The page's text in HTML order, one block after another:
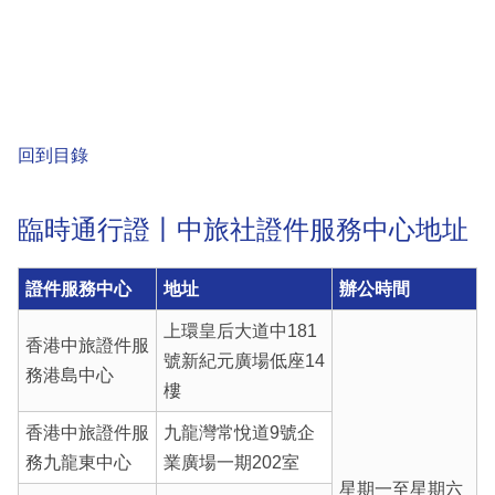
回到目錄
臨時通行證丨中旅社證件服務中心地址
證件服務中心 地址 辦公時間
香港中旅證件服
務港島中心
上環皇后大道中181
號新紀元廣場低座14
樓
星期一至星期六
香港中旅證件服
務九龍東中心
九龍灣常悅道9號企
業廣場一期202室